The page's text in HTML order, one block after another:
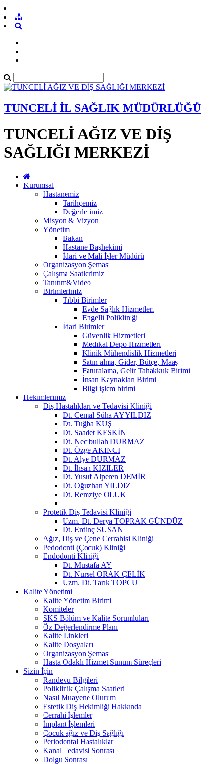
TUNCELİ İL SAĞLIK MÜDÜRLÜĞÜ
TUNCELİ AĞIZ VE DİŞ
SAĞLIĞI MERKEZİ
Kurumsal
Hastanemiz
Tarihçemiz
Değerlerimiz
Misyon & Vizyon
Yönetim
Bakan
Hastane Başhekimi
İdari ve Mali İşler Müdürü
Organizasyon Şeması
Çalışma Saatlerimiz
Tanıtım&Video
Birimlerimiz
Tıbbi Birimler
Evde Sağlık Hizmetleri
Engelli Polikliniği
İdari Birimler
Güvenlik Hizmetleri
Medikal Depo Hizmetleri
Klinik Mühendislik Hizmetleri
Satın alma, Gider, Bütçe, Maaş
Faturalama, Gelir Tahakkuk Birimi
İnsan Kaynakları Birimi
Bilgi işlem birimi
Hekimlerimiz
Diş Hastalıkları ve Tedavisi Kliniği
Dt. Cemal Süha AYYILDIZ
Dt. Tuğba KUŞ
Dt. Saadet KESKİN
Dt. Necibullah DURMAZ
Dt. Özge AKINCI
Dt. Alye DURMAZ
Dt. İhsan KIZILER
Dt. Yusuf Alperen DEMİR
Dt. Oğuzhan YILDIZ
Dt. Remziye OLUK
Protetik Diş Tedavisi Kliniği
Uzm. Dt. Derya TOPRAK GÜNDÜZ
Dt. Erdinç SUSAN
Ağız, Diş ve Çene Cerrahisi Kliniği
Pedodonti (Çocuk) Kliniği
Endodonti Kliniği
Dt. Mustafa AY
Dt. Nursel ORAK ÇELİK
Uzm. Dt. Tarık TOPCU
Kalite Yönetimi
Kalite Yönetim Birimi
Komiteler
SKS Bölüm ve Kalite Sorumluları
Öz Değerlendirme Planı
Kalite Linkleri
Kalite Dosyaları
Organizasyon Şeması
Hasta Odaklı Hizmet Sunum Süreçleri
Sizin İçin
Randevu Bilgileri
Poliklinik Çalışma Saatleri
Nasıl Muayene Olurum
Estetik Diş Hekimliği Hakkında
Cerrahi İşlemler
İmplant İşlemleri
Çocuk ağız ve Diş Sağlığı
Periodontal Hastalıklar
Kanal Tedavisi Sonrası
Dolgu Sonrası